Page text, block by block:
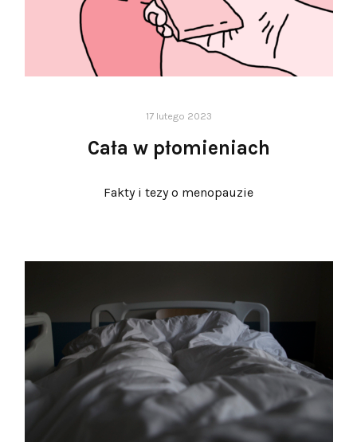
17 lutego 2023
Cała w płomieniach
Fakty i tezy o menopauzie